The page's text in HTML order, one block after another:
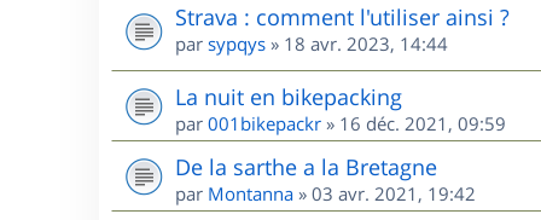
Strava : comment l'utiliser ainsi ?
par sypqys » 18 avr. 2023, 14:44
La nuit en bikepacking
par 001bikepackr » 16 déc. 2021, 09:59
De la sarthe a la Bretagne
par Montanna » 03 avr. 2021, 19:42